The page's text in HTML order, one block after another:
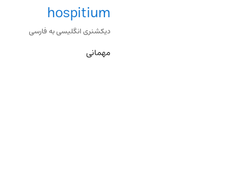
hospitium
دیکشنری انگلیسی به فارسی
مهمانی